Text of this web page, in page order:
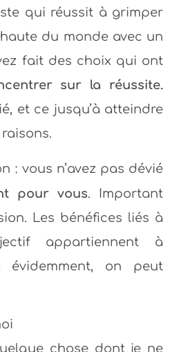
qui réussit à grimper
du monde avec un
fait des choix qui ont
sur la réussite.
et ce jusqu’à atteindre
: vous n’avez pas dévié
pour vous. Important
Les bénéfices liés à
appartiennent à
évidemment, on peut
chose dont je ne